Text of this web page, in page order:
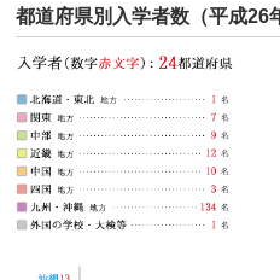
都道府県別入学者数（平成26